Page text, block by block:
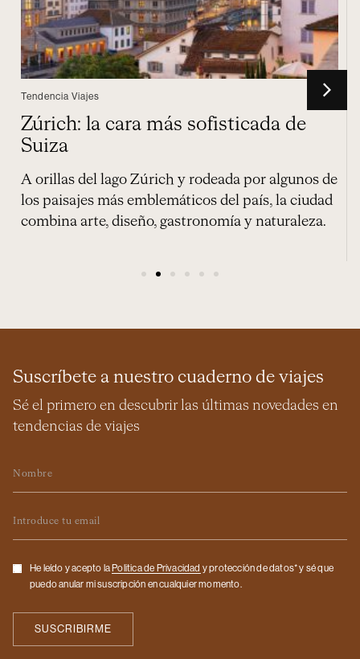
Tendencia Viajes
Zúrich: la cara más sofisticada de
Suiza
A orillas del lago Zúrich y rodeada por algunos de
los paisajes más emblemáticos del país, la ciudad
combina arte, diseño, gastronomía y naturaleza.
Suscríbete a nuestro cuaderno de viajes
Sé el primero en descubrir las últimas novedades en
tendencias de viajes
Checkbox
He leído y acepto la Politica de Privacidad y protección de datos* y sé que
puedo anular mi suscripción en cualquier momento.